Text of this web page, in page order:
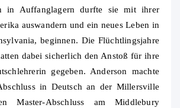
in Auffanglagern durfte sie mit ihrer
auswandern und ein neues Leben in
beginnen. Die Flüchtlingsjahre
dabei sicherlich den Anstoß für ihre
gegeben. Anderson machte
in Deutsch an der Millersville
Master-Abschluss am Middlebury